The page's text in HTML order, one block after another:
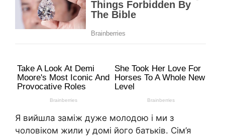
Я вийшла заміж дуже молодою і ми з
чоловіком жили у домі його батьків. Сім’я